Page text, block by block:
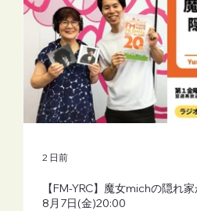
【FM-YRC】魔女michの隠れ
8月7日(金)20:00
2 日前